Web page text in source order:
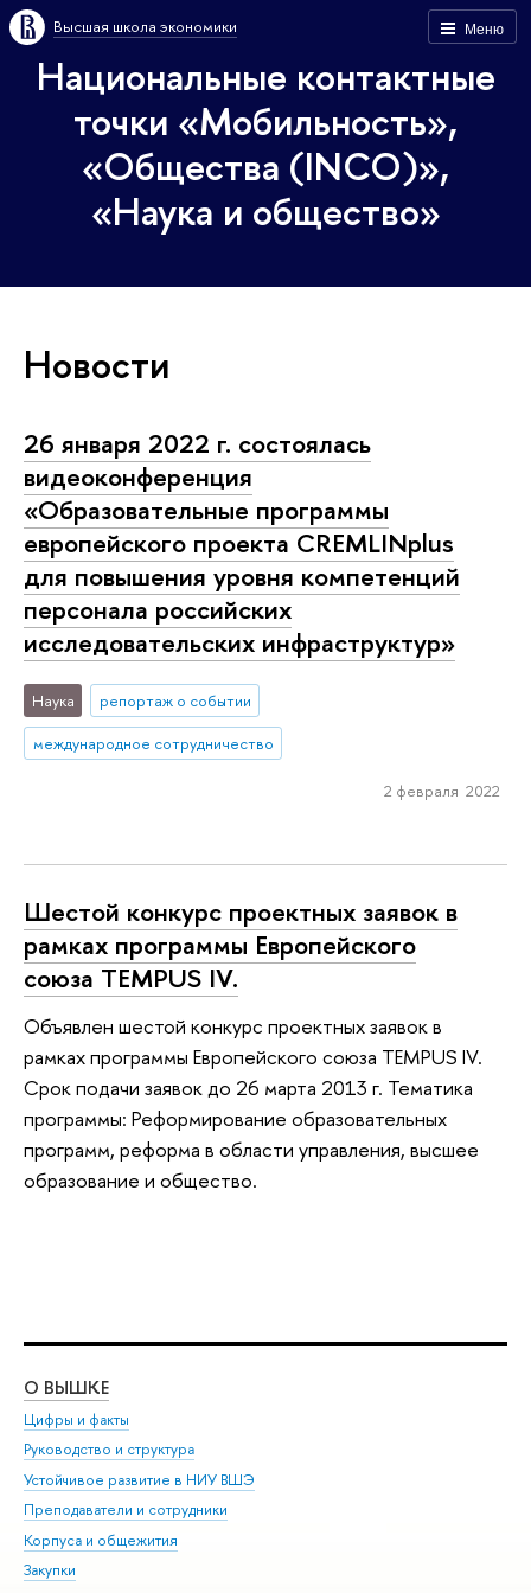
Меню
Высшая школа экономики
Национальные контактные
точки «Мобильность»,
«Общества (INCO)»,
«Наука и общество»
Новости
26 января 2022 г. состоялась
видеоконференция
«Образовательные программы
европейского проекта СREMLINplus
для повышения уровня компетенций
персонала российских
исследовательских инфраструктур»
Наука
репортаж о событии
международное сотрудничество
2 февраля 2022
Шестой конкурс проектных заявок в
рамках программы Европейского
союза TEMPUS IV.
Объявлен шестой конкурс проектных заявок в
рамках программы Европейского союза TEMPUS IV.
Срок подачи заявок до 26 марта 2013 г. Тематика
программы: Реформирование образовательных
программ, реформа в области управления, высшее
образование и общество.
О ВЫШКЕ
Цифры и факты
Руководство и структура
Устойчивое развитие в НИУ ВШЭ
Преподаватели и сотрудники
Корпуса и общежития
Закупки